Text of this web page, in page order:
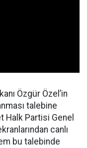
Özgür Özel’in
talebine
Halk Partisi Genel
canlı
bu talebinde